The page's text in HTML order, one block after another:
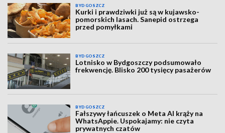
BYDGOSZCZ
Kurki i prawdziwki już są w kujawsko-
pomorskich lasach. Sanepid ostrzega
przed pomyłkami
BYDGOSZCZ
Lotnisko w Bydgoszczy podsumowało
frekwencję. Blisko 200 tysięcy pasażerów
BYDGOSZCZ
Fałszywy łańcuszek o Meta AI krąży na
WhatsAppie. Uspokajamy: nie czyta
prywatnych czatów